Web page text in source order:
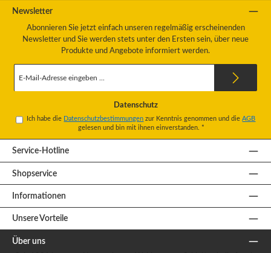
Newsletter
Abonnieren Sie jetzt einfach unseren regelmäßig erscheinenden
Newsletter und Sie werden stets unter den Ersten sein, über neue
Produkte und Angebote informiert werden.
Mail-
Datenschutz
Ich habe die Datenschutzbestimmungen zur Kenntnis genommen und dieAGB
gelesen und bin mit ihnen einverstanden. *
Service-Hotline
Shopservice
Informationen
Unsere Vorteile
Über uns